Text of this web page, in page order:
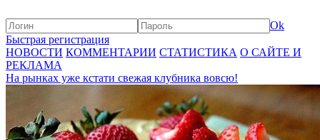
Ok
Быстрая регистрация
НОВОСТИ КОММЕНТАРИИ СТАТИСТИКА О САЙТЕ И
РЕКЛАМА
На рынках уже кстати свежая клубника вовсю!